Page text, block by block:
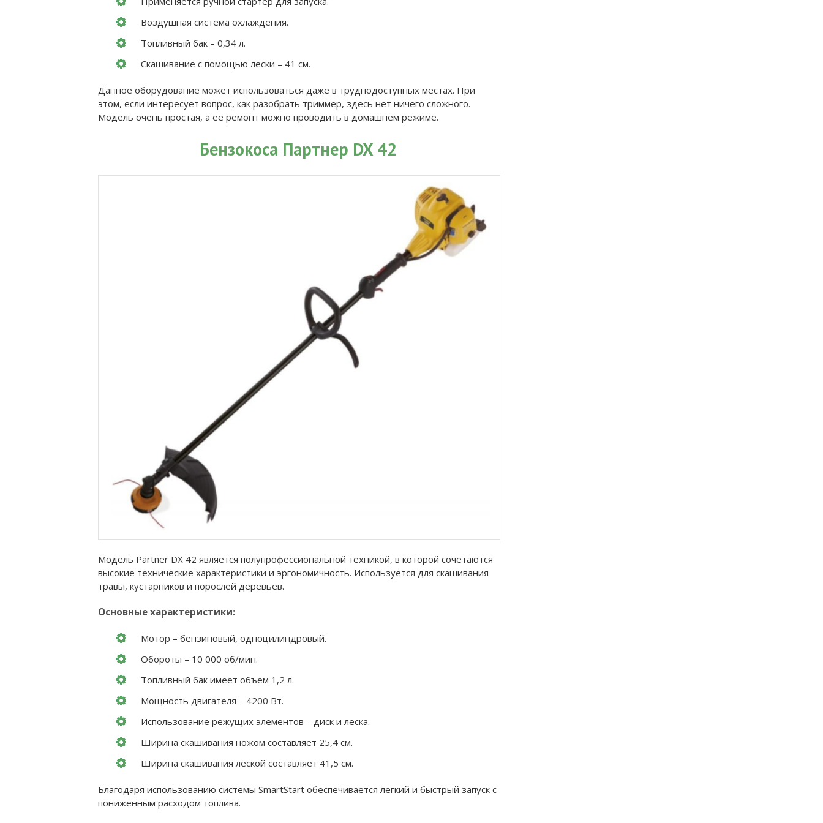
Воздушная система охлаждения.
Топливный бак – 0,34 л.
Скашивание с помощью лески – 41 см.
Данное оборудование может использоваться даже в труднодоступных местах. При
этом, если интересует вопрос, как разобрать триммер, здесь нет ничего сложного.
Модель очень простая, а ее ремонт можно проводить в домашнем режиме.
Бензокоса Партнер DX 42
Модель Partner DX 42 является полупрофессиональной техникой, в которой сочетаются
высокие технические характеристики и эргономичность. Используется для скашивания
травы, кустарников и порослей деревьев.
Основные характеристики:
Мотор – бензиновый, одноцилиндровый.
Обороты – 10 000 об/мин.
Топливный бак имеет объем 1,2 л.
Мощность двигателя – 4200 Вт.
Использование режущих элементов – диск и леска.
Ширина скашивания ножом составляет 25,4 см.
Ширина скашивания леской составляет 41,5 см.
Благодаря использованию системы SmartStart обеспечивается легкий и быстрый запуск с
пониженным расходом топлива.